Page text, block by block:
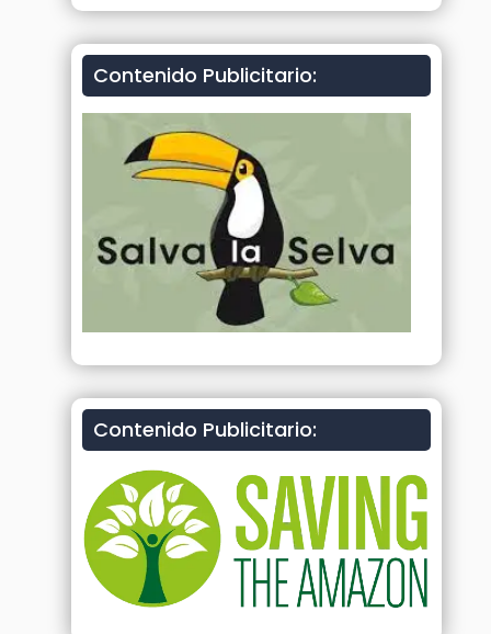
Contenido Publicitario:
Contenido Publicitario: